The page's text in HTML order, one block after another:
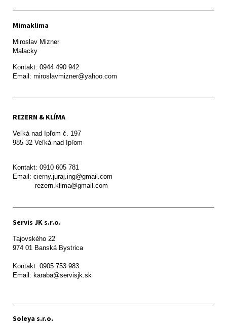
Mimaklima
Miroslav Mizner
Malacky
Kontakt: 0944 490 942
REZERN & KLÍMA
Veľká nad Ipľom č. 197
985 32 Veľká nad Ipľom
Kontakt: 0910 605 781
Email: cierny.juraj.ing@gmail.com
           rezern.klima@gmail.com
Servis JK s.r.o.
Tajovského 22
974 01 Banská Bystrica
Kontakt: 0905 753 983
Email: karaba@servisjk.sk
Soleya s.r.o.